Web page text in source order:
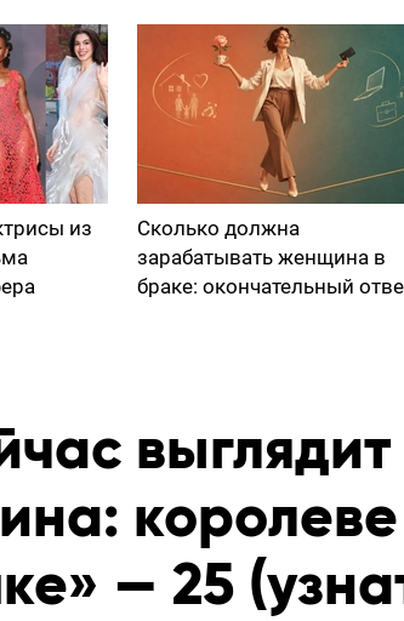
из
Сколько должна
зарабатывать женщина в
браке: окончательный
— 25